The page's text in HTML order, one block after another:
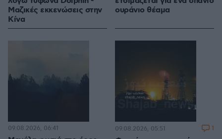
Μαζικές εκκενώσεις στην
Κίνα
ουράνιο θέαμα
09.08.2026, 06:41 09.08.2026, 05:51 1